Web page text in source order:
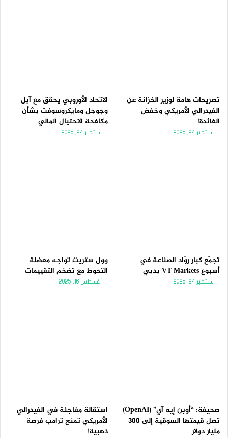
تصريحات هامة لوزير الخزانة عن
الفيدرالي الأمريكي وخفض
الفائدة!
سبتمبر 24, 2025
الاتحاد الأوروبي يحقق مع آبل
وجوجل ومايكروسوفت بشأن
مكافحة الاحتيال المالي
سبتمبر 24, 2025
تجمّع كبار روّاد الصناعة في
أسبوع VT Markets بدبي
سبتمبر 24, 2025
وول ستريت تواجه معضلة
التحوط مع تضخم التقييمات
أغسطس 16, 2025
صحيفة: “أوبن إيه آي” (OpenAI)
تصل قيمتها السوقية إلى 300
مليار دولار
استقالة مفاجئة في الفيدرالي
الأمريكي تمنح ترامب فرصة
ذهبية!